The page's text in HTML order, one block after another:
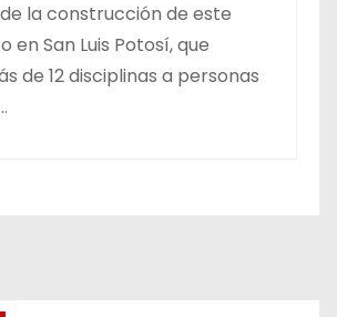
la construcción de este
en San Luis Potosí, que
de 12 disciplinas a personas